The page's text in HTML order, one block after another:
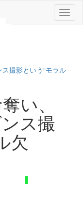
メ
ニ
撮影という“モラル
い、
ス撮
欠